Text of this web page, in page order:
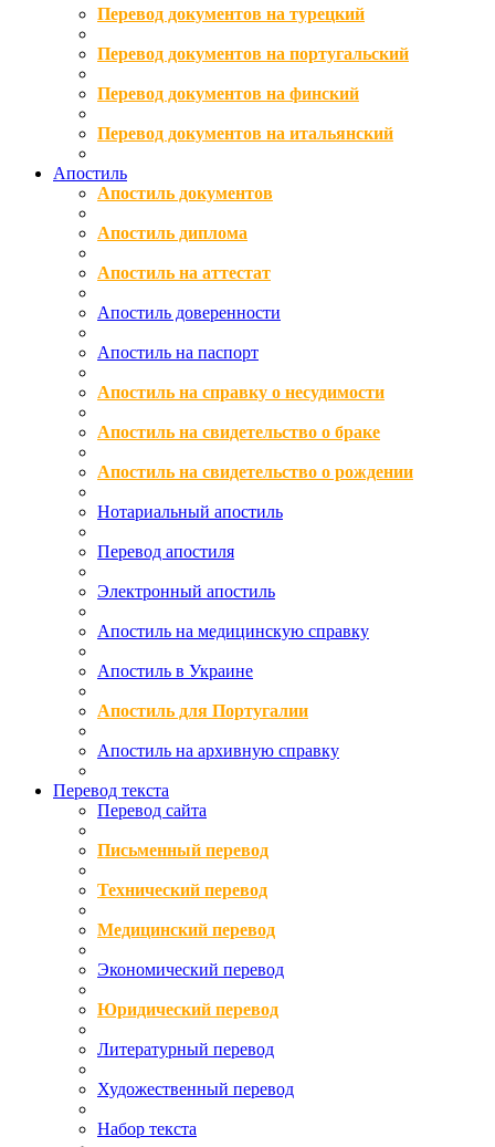
Перевод документов на турецкий
Перевод документов на португальский
Перевод документов на финский
Перевод документов на итальянский
Апостиль
Апостиль документов
Апостиль диплома
Апостиль на аттестат
Апостиль доверенности
Апостиль на паспорт
Апостиль на справку о несудимости
Апостиль на свидетельство о браке
Апостиль на свидетельство о рождении
Нотариальный апостиль
Перевод апостиля
Электронный апостиль
Апостиль на медицинскую справку
Апостиль в Украине
Апостиль для Португалии
Апостиль на архивную справку
Перевод текста
Перевод сайта
Письменный перевод
Технический перевод
Медицинский перевод
Экономический перевод
Юридический перевод
Литературный перевод
Художественный перевод
Набор текста